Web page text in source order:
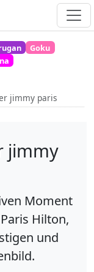
Goku
jimmy paris
jimmy
Moment
Hilton,
und